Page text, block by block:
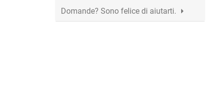
Domande? Sono felice di aiutarti.